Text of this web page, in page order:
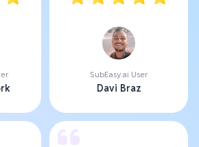
SubEasy.ai User
Davi Braz